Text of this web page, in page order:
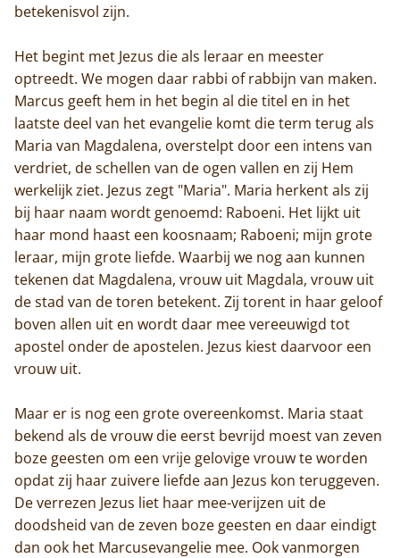
betekenisvol zijn.
Het begint met Jezus die als leraar en meester
optreedt. We mogen daar rabbi of rabbijn van maken.
Marcus geeft hem in het begin al die titel en in het
laatste deel van het evangelie komt die term terug als
Maria van Magdalena, overstelpt door een intens van
verdriet, de schellen van de ogen vallen en zij Hem
werkelijk ziet. Jezus zegt "Maria". Maria herkent als zij
bij haar naam wordt genoemd: Raboeni. Het lijkt uit
haar mond haast een koosnaam; Raboeni; mijn grote
leraar, mijn grote liefde. Waarbij we nog aan kunnen
tekenen dat Magdalena, vrouw uit Magdala, vrouw uit
de stad van de toren betekent. Zij torent in haar geloof
boven allen uit en wordt daar mee vereeuwigd tot
apostel onder de apostelen. Jezus kiest daarvoor een
vrouw uit.
Maar er is nog een grote overeenkomst. Maria staat
bekend als de vrouw die eerst bevrijd moest van zeven
boze geesten om een vrije gelovige vrouw te worden
opdat zij haar zuivere liefde aan Jezus kon teruggeven.
De verrezen Jezus liet haar mee-verijzen uit de
doodsheid van de zeven boze geesten en daar eindigt
dan ook het Marcusevangelie mee. Ook vanmorgen